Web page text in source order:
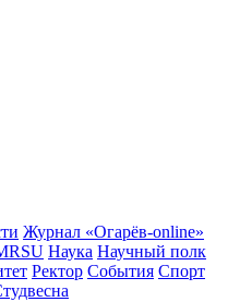
Журнал «Огарёв-online»
Наука Научный полк
Ректор События Спорт